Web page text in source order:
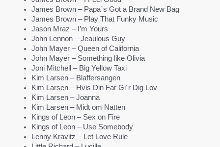
James Brown – Papa´s Got a Brand New Bag
James Brown – Play That Funky Music
Jason Mraz – I’m Yours
John Lennon – Jeaulous Guy
John Mayer – Queen of California
John Mayer – Something like Olivia
Joni Mitchell – Big Yellow Taxi
Kim Larsen – Blaffersangen
Kim Larsen – Hvis Din Far Gi´r Dig Lov
Kim Larsen – Joanna
Kim Larsen – Midt om Natten
Kings of Leon – Sex on Fire
Kings of Leon – Use Somebody
Lenny Kravitz – Let Love Rule